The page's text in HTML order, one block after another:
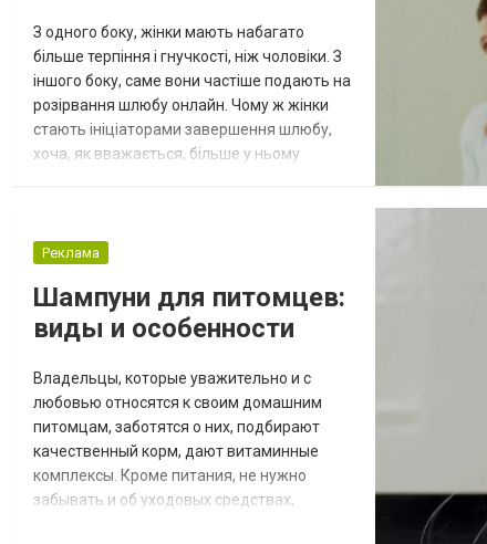
З одного боку, жінки мають набагато
більше терпіння і гнучкості, ніж чоловіки. З
іншого боку, саме вони частіше подають на
розірвання шлюбу онлайн. Чому ж жінки
стають ініціаторами завершення шлюбу,
хоча, як вважається, більше у ньому
втративши статус заміжньої, значно
існування, ніж раніше. Вона краще захи...
Реклама
Шампуни для питомцев:
виды и особенности
Владельцы, которые уважительно и с
любовью относятся к своим домашним
питомцам, заботятся о них, подбирают
качественный корм, дают витаминные
комплексы. Кроме питания, не нужно
забывать и об уходовых средствах,